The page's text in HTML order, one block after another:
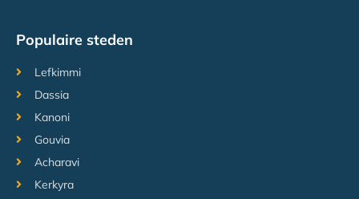
Populaire steden
Lefkimmi
Dassia
Kanoni
Gouvia
Acharavi
Kerkyra